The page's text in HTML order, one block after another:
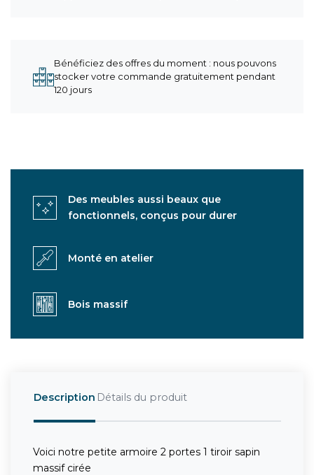
Bénéficiez des offres du moment : nous pouvons
stocker votre commande gratuitement pendant
120 jours
Des meubles aussi beaux que
fonctionnels, conçus pour durer
Monté en atelier
Bois massif
Description Détails du produit
Voici notre petite armoire 2 portes 1 tiroir sapin
massif cirée